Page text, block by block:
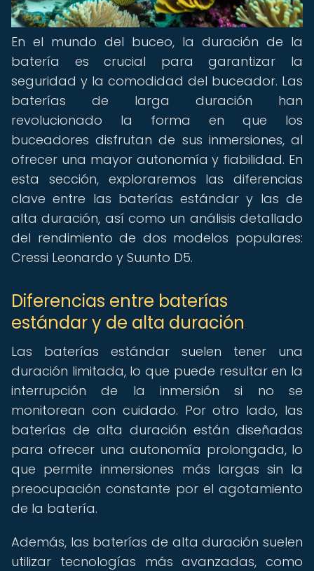
En el mundo del buceo, la duración de la
batería es crucial para garantizar la
seguridad y la comodidad del buceador. Las
baterías de larga duración han
revolucionado la forma en que los
buceadores disfrutan de sus inmersiones, al
ofrecer una mayor autonomía y fiabilidad. En
esta sección, exploraremos las diferencias
clave entre las baterías estándar y las de
alta duración, así como un análisis detallado
del rendimiento de dos modelos populares:
Cressi Leonardo y Suunto D5.
Diferencias entre baterías
estándar y de alta duración
Las baterías estándar suelen tener una
duración limitada, lo que puede resultar en la
interrupción de la inmersión si no se
monitorean con cuidado. Por otro lado, las
baterías de alta duración están diseñadas
para ofrecer una autonomía prolongada, lo
que permite inmersiones más largas sin la
preocupación constante por el agotamiento
de la batería.
Además, las baterías de alta duración suelen
utilizar tecnologías más avanzadas, como